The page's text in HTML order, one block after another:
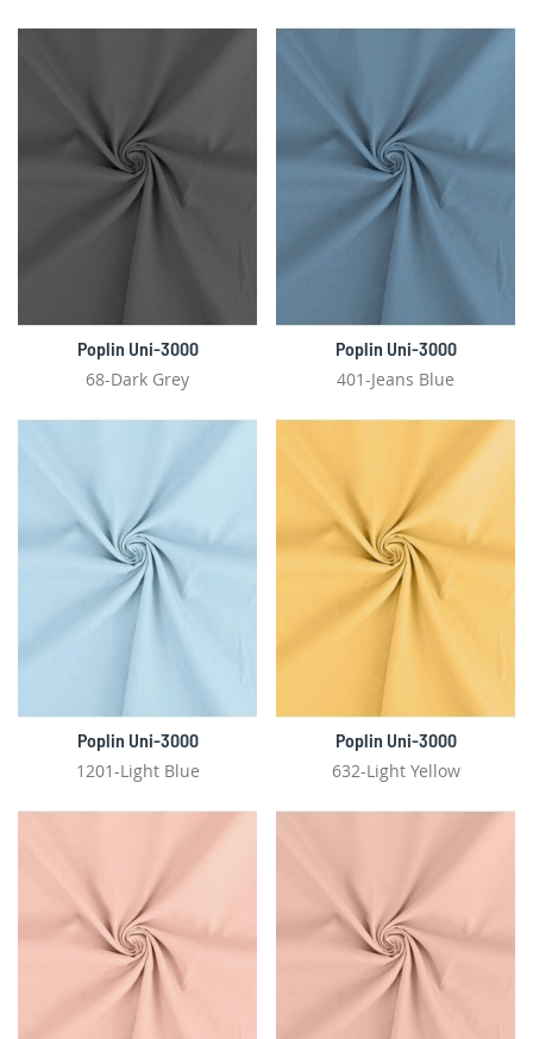
Poplin Uni-3000
68-Dark Grey
Poplin Uni-3000
401-Jeans Blue
Poplin Uni-3000
1201-Light Blue
Poplin Uni-3000
632-Light Yellow